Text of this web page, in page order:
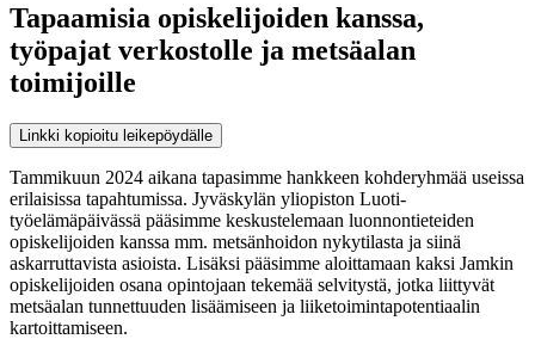
Tapaamisia opiskelijoiden kanssa,
työpajat verkostolle ja metsäalan
toimijoille
Linkki kopioitu leikepöydälle
Tammikuun 2024 aikana tapasimme hankkeen kohderyhmää useissa
erilaisissa tapahtumissa. Jyväskylän yliopiston Luoti-
työelämäpäivässä pääsimme keskustelemaan luonnontieteiden
opiskelijoiden kanssa mm. metsänhoidon nykytilasta ja siinä
askarruttavista asioista. Lisäksi pääsimme aloittamaan kaksi Jamkin
opiskelijoiden osana opintojaan tekemää selvitystä, jotka liittyvät
metsäalan tunnettuuden lisäämiseen ja liiketoimintapotentiaalin
kartoittamiseen.